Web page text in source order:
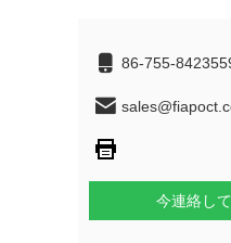
86-755-
今連絡し